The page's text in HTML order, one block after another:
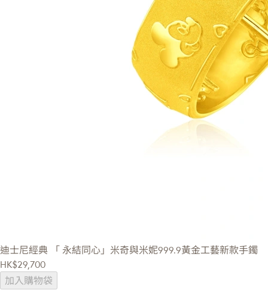
迪士尼經典
「 永結同心」米奇與米妮999.9黃金工藝新款手鐲
HK$29,700
加入購物袋